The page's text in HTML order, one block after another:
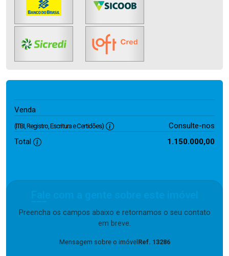
Venda
(ITBI, Registro, Escritura e Certidões)
Consulte-nos
Total
1.150.000,00
Preencha os campos abaixo e retornamos o seu contato
em breve.
Mensagem sobre o imóvelRef. 13286